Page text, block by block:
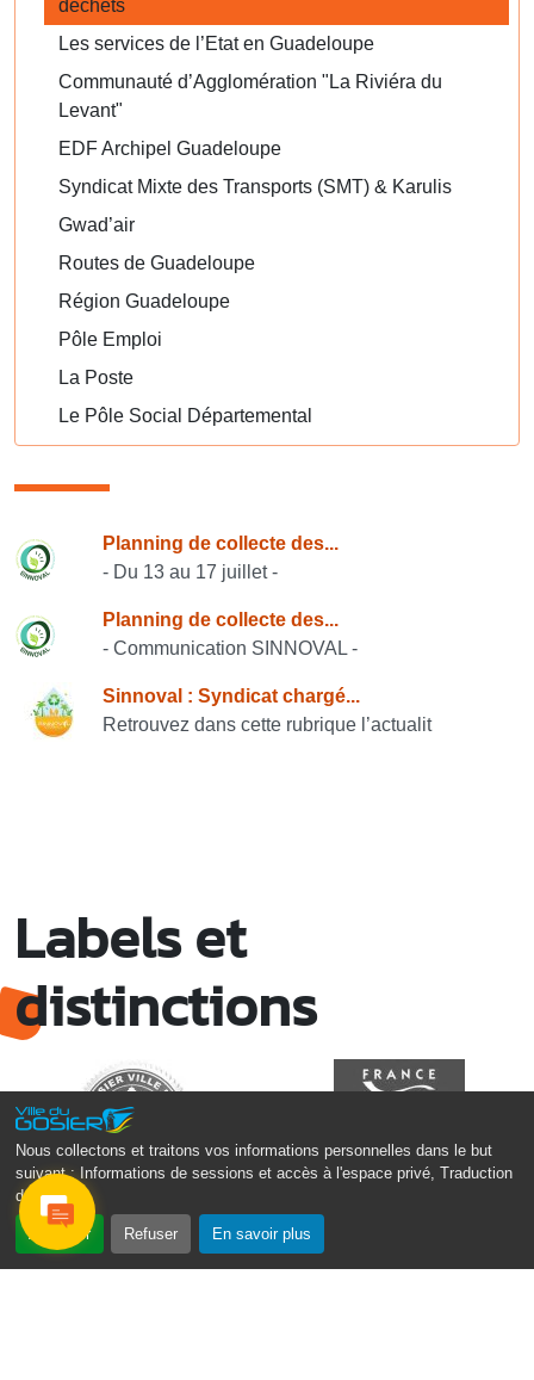
Nous collectons et traitons vos informations personnelles dans le but
suivant :
Informations de sessions et accès à l'espace privé, Traduction
des pages .
Accepter Refuser En savoir plus
déchets
Les services de l’Etat en Guadeloupe
Communauté d’Agglomération "La Riviéra du
Levant"
EDF Archipel Guadeloupe
Syndicat Mixte des Transports (SMT) & Karulis
Gwad’air
Routes de Guadeloupe
Région Guadeloupe
Pôle Emploi
La Poste
Le Pôle Social Départemental
Consulter également
Planning de collecte des...
- Du 13 au 17 juillet -
Planning de collecte des...
- Communication SINNOVAL -
Sinnoval : Syndicat chargé...
Retrouvez dans cette rubrique l’actualit
Labels et
distinctions